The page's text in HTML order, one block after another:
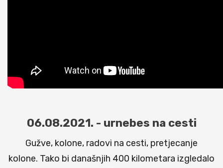
06.08.2021. - urnebes na cesti
Gužve, kolone, radovi na cesti, pretjecanje
kolone. Tako bi današnjih 400 kilometara izgledalo